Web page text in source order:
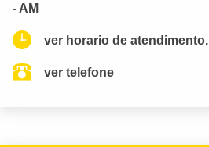
- AM
ver horario de atendimento.
ver telefone